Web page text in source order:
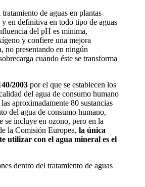
de aguas en plantas
en definitiva en todo tipo de aguas
del pH es mínima,
y confiere una mejora
no presentando en ningún
cuando éste se transforma
2003 por el que se establecen los
del agua de consumo humano
las aproximadamente 80 sustancias
del agua de consumo humano,
se incluye en ozono, pero en la
la Comisión Europea, la única
utilizar con el agua mineral es el
dentro del tratamiento de aguas